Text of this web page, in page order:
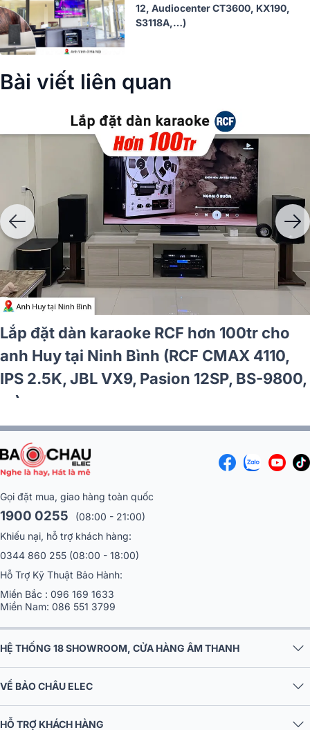
12, Audiocenter CT3600, KX190,
S3118A,…)
Bài viết liên quan
Lắp đặt dàn karaoke RCF hơn 100tr cho
anh Huy tại Ninh Bình (RCF CMAX 4110,
IPS 2.5K, JBL VX9, Pasion 12SP, BS-9800,
…)
Gọi đặt mua, giao hàng toàn quốc
1900 0255
(08:00 - 21:00)
Khiếu nại, hỗ trợ khách hàng:
0344 860 255 (08:00 - 18:00)
Hỗ Trợ Kỹ Thuật Bảo Hành:
Miền Bắc : 096 169 1633
Miền Nam: 086 551 3799
HỆ THỐNG 18 SHOWROOM, CỬA HÀNG ÂM THANH
VỀ BẢO CHÂU ELEC
HỖ TRỢ KHÁCH HÀNG